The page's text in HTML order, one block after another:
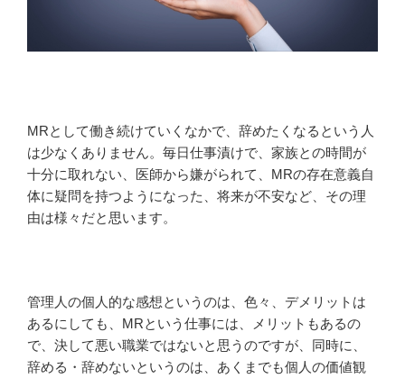
MRとして働き続けていくなかで、辞めたくなるという人
は少なくありません。毎日仕事漬けで、家族との時間が
十分に取れない、医師から嫌がられて、MRの存在意義自
体に疑問を持つようになった、将来が不安など、その理
由は様々だと思います。
管理人の個人的な感想というのは、色々、デメリットは
あるにしても、MRという仕事には、メリットもあるの
で、決して悪い職業ではないと思うのですが、同時に、
辞める・辞めないというのは、あくまでも個人の価値観